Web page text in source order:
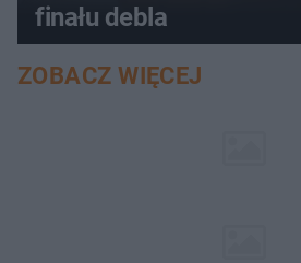
finału debla
ZOBACZ WIĘCEJ